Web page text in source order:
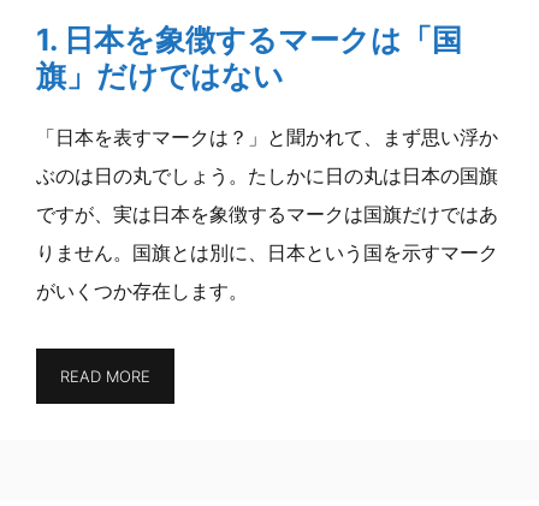
1. 日本を象徴するマークは「国
旗」だけではない
「日本を表すマークは？」と聞かれて、まず思い浮か
ぶのは日の丸でしょう。たしかに日の丸は日本の国旗
ですが、実は日本を象徴するマークは国旗だけではあ
りません。国旗とは別に、日本という国を示すマーク
がいくつか存在します。
READ MORE